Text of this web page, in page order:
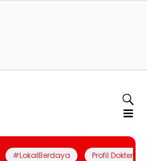
#LokalBerdaya Profil Dokter